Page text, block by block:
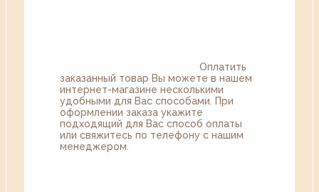
Оплатить
заказанный товар Вы можете в нашем
интернет-магазине несколькими
удобными для Вас способами. При
оформлении заказа укажите
подходящий для Вас способ оплаты
или свяжитесь по телефону с нашим
менеджером.